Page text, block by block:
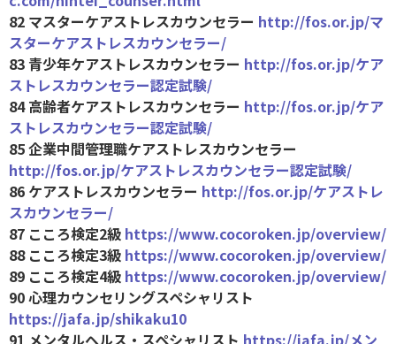
82 マスターケアストレスカウンセラー http://fos.or.jp/マ
スターケアストレスカウンセラー/
83 青少年ケアストレスカウンセラー http://fos.or.jp/ケア
ストレスカウンセラー認定試験/
84 高齢者ケアストレスカウンセラー http://fos.or.jp/ケア
ストレスカウンセラー認定試験/
85 企業中間管理職ケアストレスカウンセラー
http://fos.or.jp/ケアストレスカウンセラー認定試験/
86 ケアストレスカウンセラー http://fos.or.jp/ケアストレ
スカウンセラー/
87 こころ検定2級 https://www.cocoroken.jp/overview/
88 こころ検定3級 https://www.cocoroken.jp/overview/
89 こころ検定4級 https://www.cocoroken.jp/overview/
90 心理カウンセリングスペシャリスト
https://jafa.jp/shikaku10
91 メンタルヘルス・スペシャリスト https://jafa.jp/メン